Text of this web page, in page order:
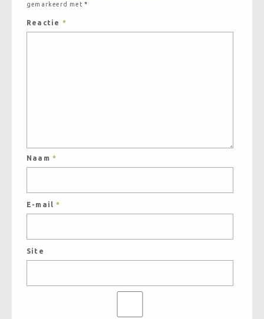
gemarkeerd met *
Reactie *
Naam *
E-mail*
Site